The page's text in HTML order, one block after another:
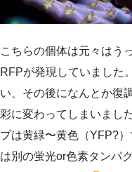
こちらの個体は元々はう
RFPが発現していました
い、その後になんとか復
彩に変わってしまいまし
プは黄緑〜黄色（YFP?
は別の蛍光or色素タンパ